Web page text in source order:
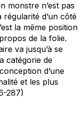
monstre n’est pas
d’un côté
la même position
de la folie.
va jusqu’à se
catégorie de
d’une
et les plus
287)